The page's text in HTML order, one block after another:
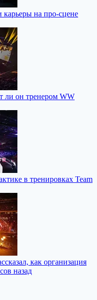
карьеры на про-сцене
ли он тренером WW
в тренировках Team
как организация
назад